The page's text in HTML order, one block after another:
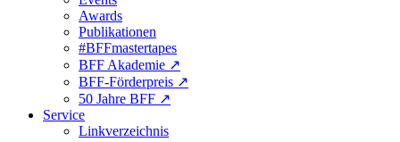
Awards
Publikationen
#BFFmastertapes
BFF Akademie ↗︎
BFF-Förderpreis ↗︎
50 Jahre BFF ↗︎
Service
Linkverzeichnis